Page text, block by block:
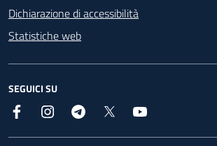
Dichiarazione di accessibilità
Statistiche web
SEGUICI SU
Facebook InstagramTelegram